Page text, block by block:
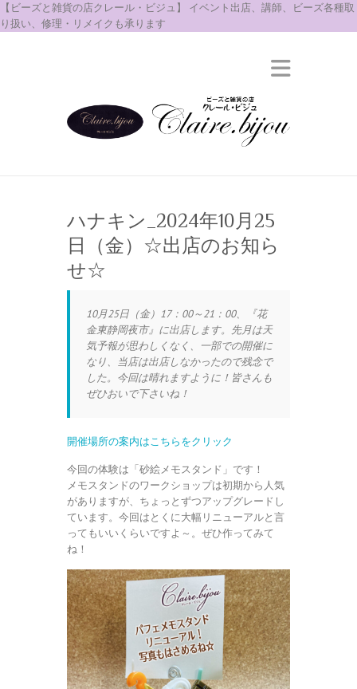
【ビーズと雑貨の店クレール・ビジュ】 イベント出店、講師、ビーズ各種取
り扱い、修理・リメイクも承ります
ハナキン_2024年10月25
日（金）☆出店のお知ら
せ☆
10月25日（金）17：00～21：00、『花
金東静岡夜市』に出店します。先月は天
気予報が思わしくなく、一部での開催に
なり、当店は出店しなかったので残念で
した。今回は晴れますように！皆さんも
ぜひおいで下さいね！
開催場所の案内はこちらをクリック
今回の体験は「砂絵メモスタンド」です！
メモスタンドのワークショップは初期から人気
がありますが、ちょっとずつアップグレードし
ています。今回はとくに大幅リニューアルと言
ってもいいくらいですよ～。ぜひ作ってみて
ね！